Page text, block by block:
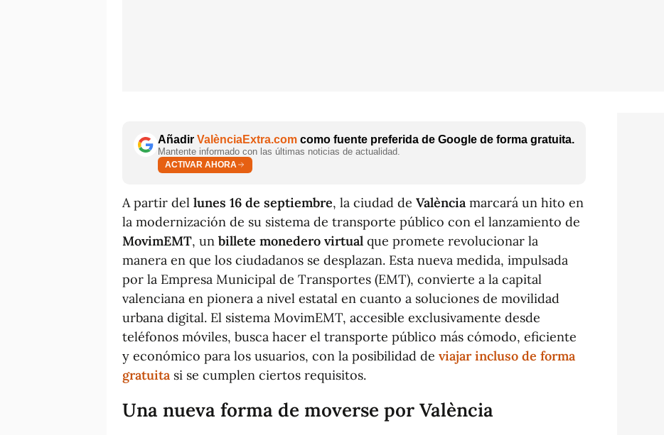
Añadir ValènciaExtra.com como fuente preferida de Google de forma gratuita.
Mantente informado con las últimas noticias de actualidad.
ACTIVAR AHORA
A partir del lunes 16 de septiembre, la ciudad de València marcará un hito en
la modernización de su sistema de transporte público con el lanzamiento de
MovimEMT, un billete monedero virtual que promete revolucionar la
manera en que los ciudadanos se desplazan. Esta nueva medida, impulsada
por la Empresa Municipal de Transportes (EMT), convierte a la capital
valenciana en pionera a nivel estatal en cuanto a soluciones de movilidad
urbana digital. El sistema MovimEMT, accesible exclusivamente desde
teléfonos móviles, busca hacer el transporte público más cómodo, eficiente
y económico para los usuarios, con la posibilidad de viajar incluso de forma
gratuita si se cumplen ciertos requisitos.
Una nueva forma de moverse por València